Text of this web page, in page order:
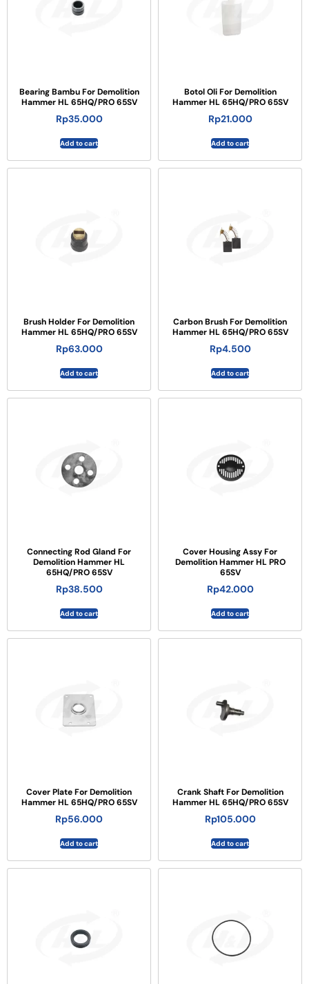
Bearing Bambu For Demolition
Hammer HL 65HQ/PRO 65SV
Rp35.000
Add to cart
Botol Oli For Demolition
Hammer HL 65HQ/PRO 65SV
Rp21.000
Add to cart
Brush Holder For Demolition
Hammer HL 65HQ/PRO 65SV
Rp63.000
Add to cart
Carbon Brush For Demolition
Hammer HL 65HQ/PRO 65SV
Rp4.500
Add to cart
Connecting Rod Gland For
Demolition Hammer HL
65HQ/PRO 65SV
Rp38.500
Add to cart
Cover Housing Assy For
Demolition Hammer HL PRO
65SV
Rp42.000
Add to cart
Cover Plate For Demolition
Hammer HL 65HQ/PRO 65SV
Rp56.000
Add to cart
Crank Shaft For Demolition
Hammer HL 65HQ/PRO 65SV
Rp105.000
Add to cart